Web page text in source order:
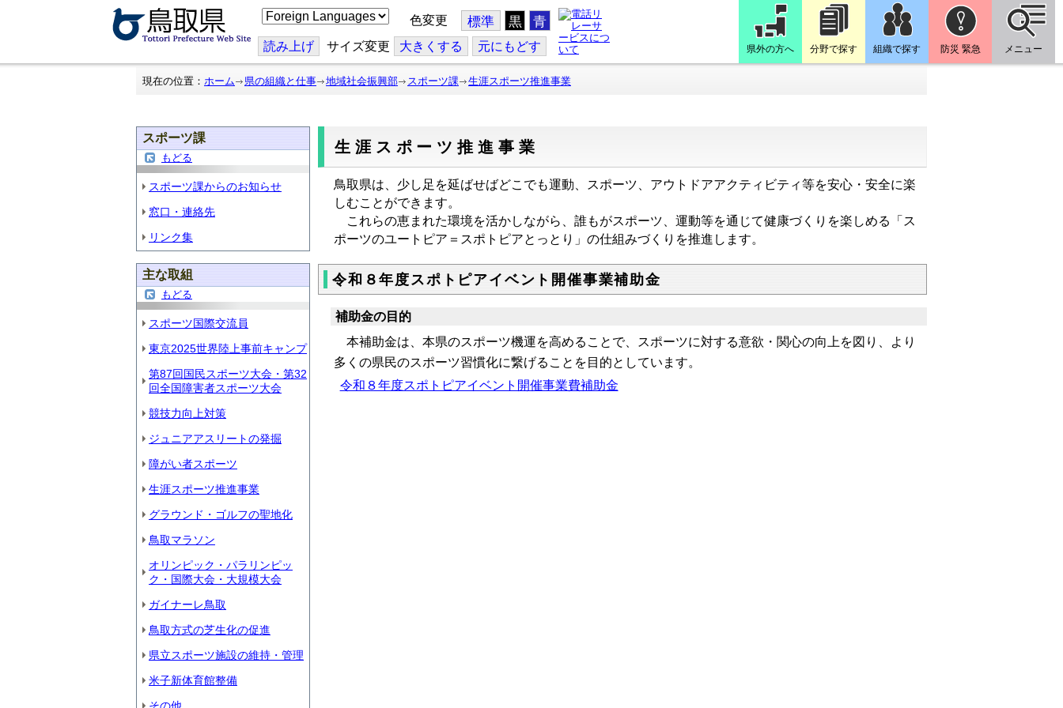
こ
の
ジ
を
翻
色変更 標準 黒 青
読み上げ サイズ変更 大きくする 元にもどす 県外の方へ 分野で探す 組織で探す 防災 緊急 メニュー
現在の位置： ホーム 県の組織と仕事 地域社会振興部 スポーツ課 生涯スポーツ推進事業
スポーツ課
もどる
スポーツ課からのお知らせ
窓口・連絡先
リンク集
主な取組
もどる
スポーツ国際交流員
東京2025世界陸上事前キャンプ
第87回国民スポーツ大会・第32
回全国障害者スポーツ大会
競技力向上対策
ジュニアアスリートの発掘
障がい者スポーツ
生涯スポーツ推進事業
グラウンド・ゴルフの聖地化
鳥取マラソン
オリンピック・パラリンピッ
ク・国際大会・大規模大会
ガイナーレ鳥取
鳥取方式の芝生化の促進
県立スポーツ施設の維持・管理
米子新体育館整備
生涯スポーツ推進事業
鳥取県は、少し足を延ばせばどこでも運動、スポーツ、アウトドアアクティビティ等を安心・安全に楽
しむことができます。
これらの恵まれた環境を活かしながら、誰もがスポーツ、運動等を通じて健康づくりを楽しめる「ス
ポーツのユートピア＝スポトピアとっとり」の仕組みづくりを推進します。
令和８年度スポトピアイベント開催事業補助金
補助金の目的
本補助金は、本県のスポーツ機運を高めることで、スポーツに対する意欲・関心の向上を図り、より
多くの県民のスポーツ習慣化に繋げることを目的としています。
令和８年度スポトピアイベント開催事業費補助金